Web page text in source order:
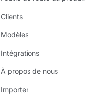
Clients
Modèles
Intégrations
À propos de nous
Importer